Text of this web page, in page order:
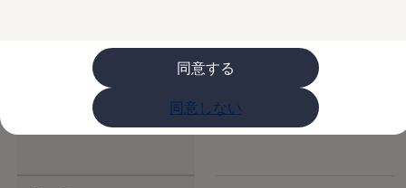
同意する
同意しない
オファー
Golf お乗り換えを10万円補助
Tiguan 購入後、5年間の安心サポートが無償
Golf Variant お乗り換えを10万円補助
Volkswagenアンバサダープログラム